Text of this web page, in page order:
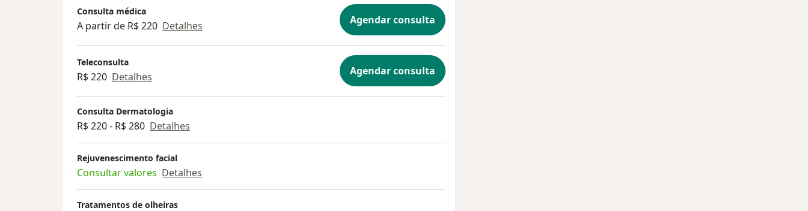
Consulta médica
A partir de R$ 220 Detalhes Agendar consulta
Teleconsulta
R$ 220 Detalhes Agendar consulta
Consulta Dermatologia
R$ 220 - R$ 280 Detalhes
Rejuvenescimento facial
Consultar valores Detalhes
Tratamentos de olheiras